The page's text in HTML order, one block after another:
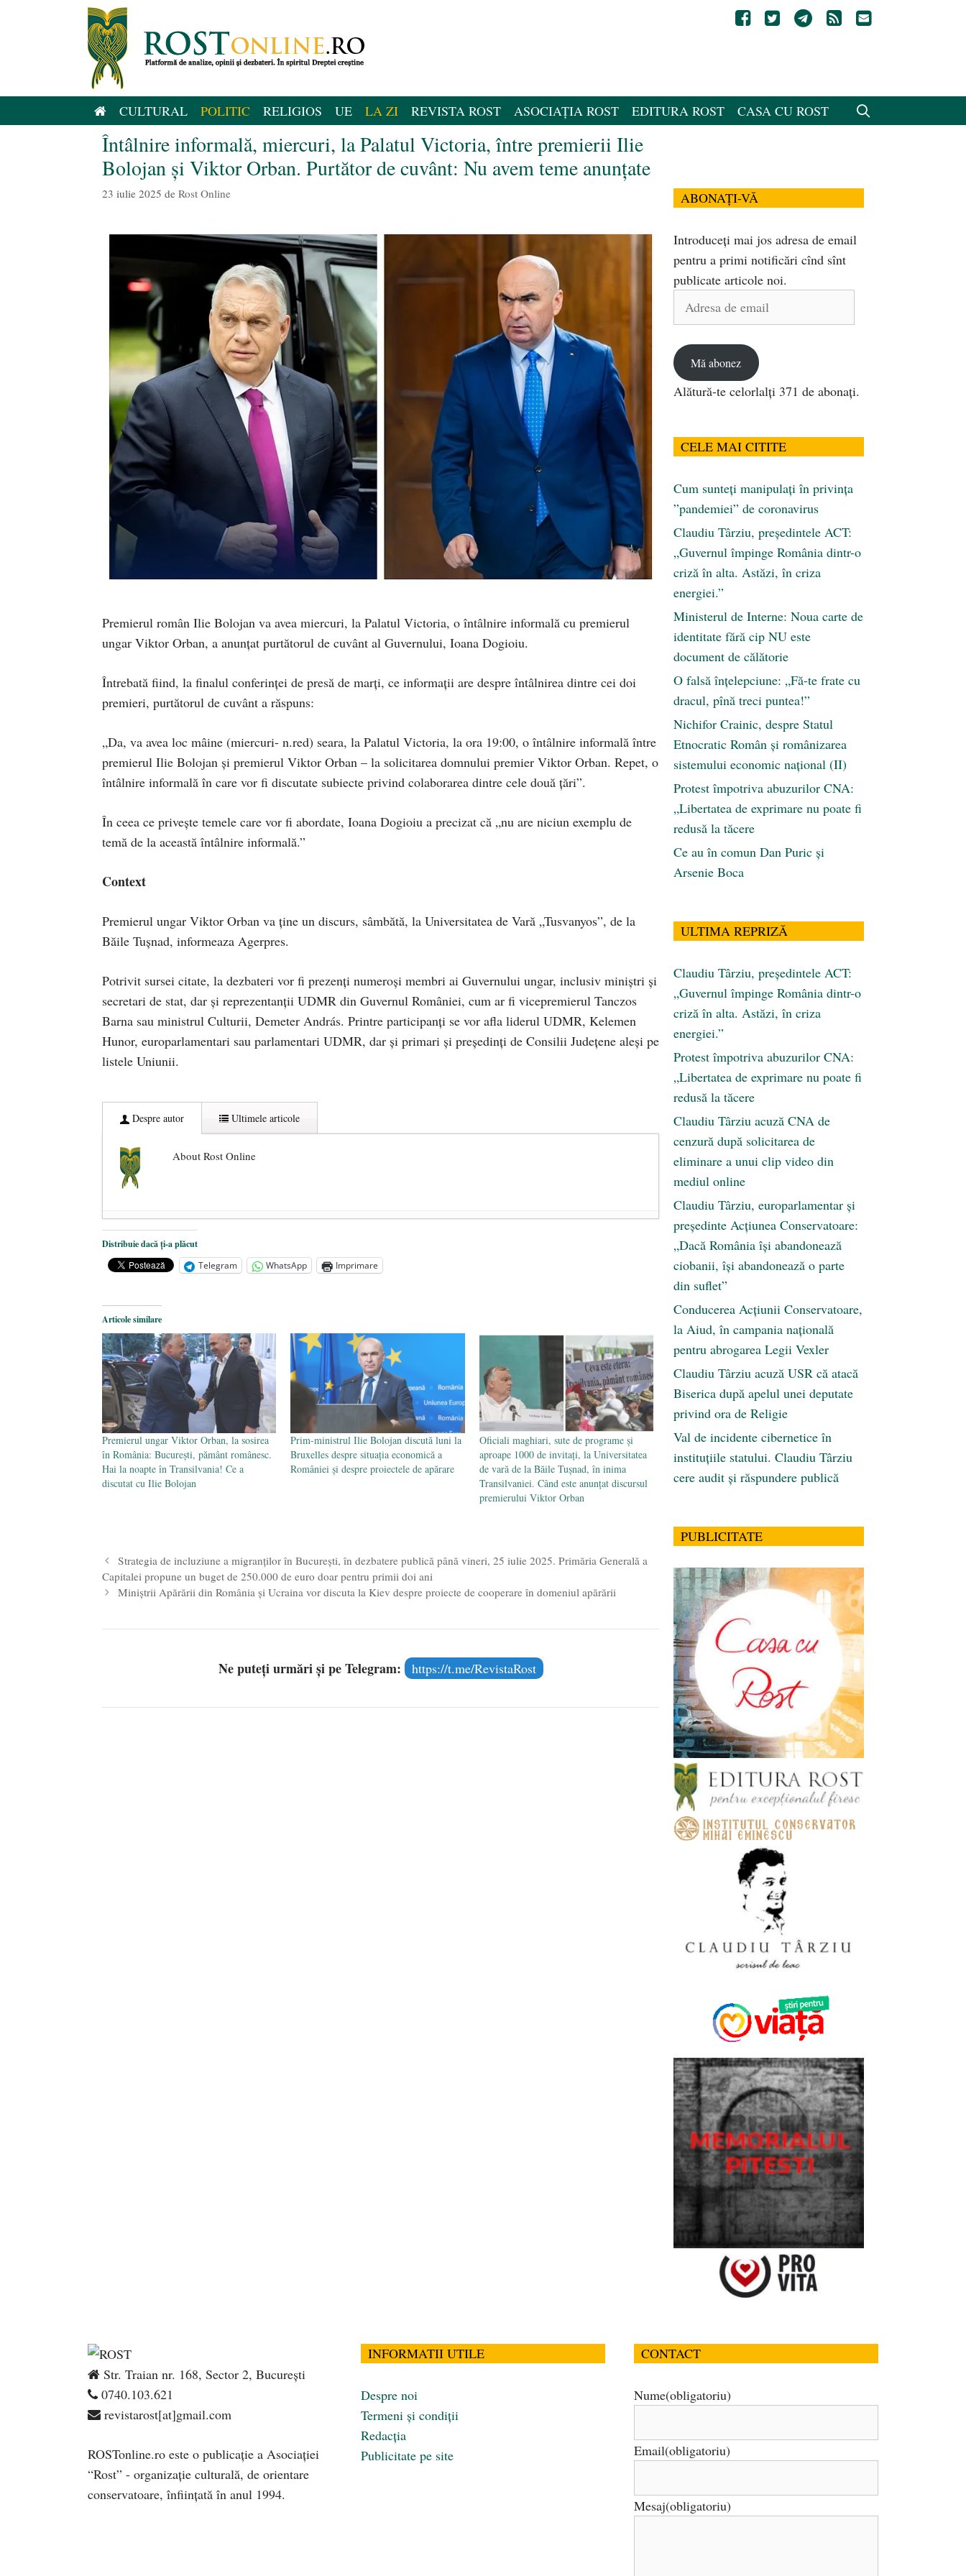
CULTURAL POLITIC RELIGIOS UE LA ZI REVISTA ROST ASOCIAȚIA ROST EDITURA ROST CASA CU ROST
Întâlnire informală, miercuri, la Palatul Victoria, între premierii Ilie
Bolojan și Viktor Orban. Purtător de cuvânt: Nu avem teme anunțate
23 iulie 2025 de Rost Online
Premierul român Ilie Bolojan va avea miercuri, la Palatul Victoria, o întâlnire informală cu premierul
ungar Viktor Orban, a anunțat purtătorul de cuvânt al Guvernului, Ioana Dogioiu.
Întrebată fiind, la finalul conferinței de presă de marți, ce informații are despre întâlnirea dintre cei doi
premieri, purtătorul de cuvânt a răspuns:
„Da, va avea loc mâine (miercuri- n.red) seara, la Palatul Victoria, la ora 19:00, o întâlnire informală între
premierul Ilie Bolojan și premierul Viktor Orban – la solicitarea domnului premier Viktor Orban. Repet, o
întâlnire informală în care vor fi discutate subiecte privind colaborarea dintre cele două țări”.
În ceea ce privește temele care vor fi abordate, Ioana Dogioiu a precizat că „nu are niciun exemplu de
temă de la această întâlnire informală.”
Context
Premierul ungar Viktor Orban va ține un discurs, sâmbătă, la Universitatea de Vară „Tusvanyos”, de la
Băile Tușnad, informeaza Agerpres.
Potrivit sursei citate, la dezbateri vor fi prezenți numeroși membri ai Guvernului ungar, inclusiv miniștri și
secretari de stat, dar și reprezentanții UDMR din Guvernul României, cum ar fi vicepremierul Tanczos
Barna sau ministrul Culturii, Demeter András. Printre participanți se vor afla liderul UDMR, Kelemen
Hunor, europarlamentari sau parlamentari UDMR, dar și primari și președinți de Consilii Județene aleși pe
listele Uniunii.
Despre autor Ultimele articole
About Rost Online
Dezvăluiri cutremurătoare despre președintele Ucrainei, Volodymyr Zelensky
Statul care servește Națiunea - 21 aprilie 2026
Legea Vexler produce efecte. Bustul poetului Octavian Goga, înlăturat din Iași
Distribuie dacă ți-a plăcut
Telegram
WhatsApp Imprimare
Articole similare
Premierul ungar Viktor Orban, la sosirea
în România: București, pământ românesc.
Hai la noapte în Transilvania! Ce a
discutat cu Ilie Bolojan
Prim-ministrul Ilie Bolojan discută luni la
Bruxelles despre situația economică a
României și despre proiectele de apărare
Oficiali maghiari, sute de programe și
aproape 1000 de invitați, la Universitatea
de vară de la Băile Tușnad, în inima
Transilvaniei. Când este anunțat discursul
premierului Viktor Orban
Strategia de incluziune a migranților în București, în dezbatere publică până vineri, 25 iulie 2025. Primăria Generală a
Capitalei propune un buget de 250.000 de euro doar pentru primii doi ani
Miniștrii Apărării din România și Ucraina vor discuta la Kiev despre proiecte de cooperare în domeniul apărării
Ne puteți urmări și pe Telegram: https://t.me/RevistaRost
ABONAȚI-VĂ
Introduceți mai jos adresa de email
pentru a primi notificări cînd sînt
publicate articole noi.
Adresa
Mă abonez
Alătură-te celorlalți 371 de abonați.
CELE MAI CITITE
Cum sunteți manipulați în privința
”pandemiei” de coronavirus
Claudiu Târziu, președintele ACT:
„Guvernul împinge România dintr-o
criză în alta. Astăzi, în criza
energiei.”
Ministerul de Interne: Noua carte de
identitate fără cip NU este
document de călătorie
O falsă înțelepciune: „Fă-te frate cu
dracul, pînă treci puntea!”
Nichifor Crainic, despre Statul
Etnocratic Român şi românizarea
sistemului economic naţional (II)
Protest împotriva abuzurilor CNA:
„Libertatea de exprimare nu poate fi
redusă la tăcere
Ce au în comun Dan Puric şi
Arsenie Boca
ULTIMA REPRIZĂ
Claudiu Târziu, președintele ACT:
„Guvernul împinge România dintr-o
criză în alta. Astăzi, în criza
energiei.”
Protest împotriva abuzurilor CNA:
„Libertatea de exprimare nu poate fi
redusă la tăcere
Claudiu Târziu acuză CNA de
cenzură după solicitarea de
eliminare a unui clip video din
mediul online
Claudiu Târziu, europarlamentar și
președinte Acțiunea Conservatoare:
„Dacă România își abandonează
ciobanii, își abandonează o parte
din suflet”
Conducerea Acțiunii Conservatoare,
la Aiud, în campania națională
pentru abrogarea Legii Vexler
Claudiu Târziu acuză USR că atacă
Biserica după apelul unei deputate
privind ora de Religie
Val de incidente cibernetice în
instituțiile statului. Claudiu Târziu
cere audit și răspundere publică
PUBLICITATE
Str. Traian nr. 168, Sector 2, București
0740.103.621
revistarost[at]gmail.com
ROSTonline.ro este o publicaţie a Asociaţiei
“Rost” - organizaţie culturală, de orientare
conservatoare, înfiinţată în anul 1994.
INFORMATII UTILE
Despre noi
Termeni și condiții
Redacția
Publicitate pe site
CONTACT
Nume(obligatoriu)
Email(obligatoriu)
Mesaj(obligatoriu)